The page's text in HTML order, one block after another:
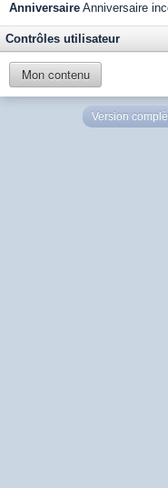
Anniversaire Anniversaire
Contrôles utilisateur
Mon contenu
Version